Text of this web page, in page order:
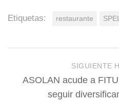
Etiquetas: restaurante
SIGUIENTE
ASOLAN acude a
seguir